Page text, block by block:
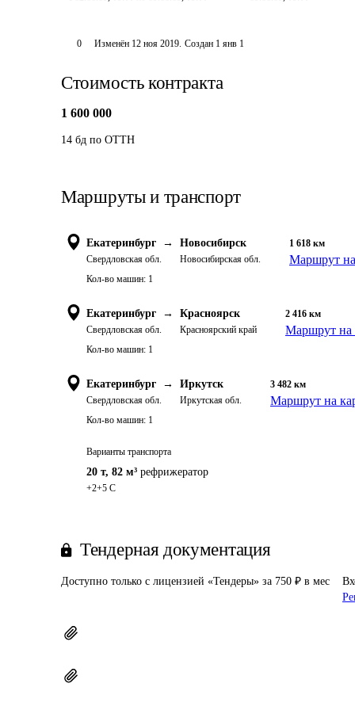
0 Изменён 12 ноя 2019. Создан 1 янв 1
Стоимость контракта
1 600 000
14 бд по ОТТН
Маршруты и транспорт
Екатеринбург →
Свердловская обл.
Новосибирск
Новосибирская обл.
1 618 км
Маршрут на
Кол-во машин: 1
Екатеринбург →
Свердловская обл.
Красноярск
Красноярский край
2 416 км
Маршрут на
Кол-во машин: 1
Екатеринбург →
Свердловская обл.
Иркутск
Иркутская обл.
3 482 км
Маршрут на
Кол-во машин: 1
Варианты транспорта
20 т, 82 м³ рефрижератор
+2+5 C
Тендерная документация
Доступно только с лицензией «Тендеры» за 750 ₽ в мес